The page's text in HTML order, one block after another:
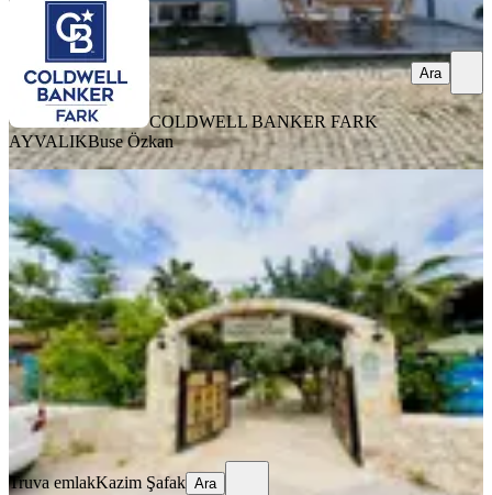
COLDWELL BANKER FARK
AYVALIKBuse Özkan
Ara
Kadirs Famıly House 21 Yataklı Butik
Otel | Olimpos Yazır
Antalya, Kumluca
1000 m²·06.05.2026
55.000.000 ₺
Truva emlakKazim Şafak
Truva emlakKazim Şafak Ara